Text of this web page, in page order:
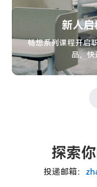
新人
畅想系列课程开启
品，
探索
投递邮箱：